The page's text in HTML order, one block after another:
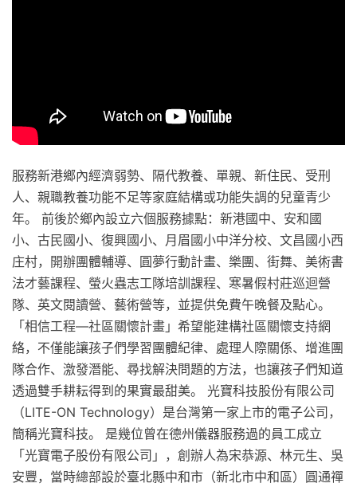
服務新港鄉內經濟弱勢、隔代教養、單親、新住民、受刑
人、親職教養功能不足等家庭結構或功能失調的兒童青少
年。 前後於鄉內設立六個服務據點：新港國中、安和國
小、古民國小、復興國小、月眉國小中洋分校、文昌國小西
庄村，開辦團體輔導、圓夢行動計畫、樂團、街舞、美術書
法才藝課程、螢火蟲志工隊培訓課程、寒暑假村莊巡迴營
隊、英文閱讀營、藝術營等，並提供免費午晚餐及點心。
「相信工程—社區關懷計畫」希望能建構社區關懷支持網
絡，不僅能讓孩子們學習團體紀律、處理人際關係、增進團
隊合作、激發潛能、尋找解決問題的方法，也讓孩子們知道
透過雙手耕耘得到的果實最甜美。 光寶科技股份有限公司
（LITE-ON Technology）是台灣第一家上市的電子公司，
簡稱光寶科技。 是幾位曾在德州儀器服務過的員工成立
「光寶電子股份有限公司」，創辦人為宋恭源、林元生、吳
安豐，當時總部設於臺北縣中和市（新北市中和區）圓通禪